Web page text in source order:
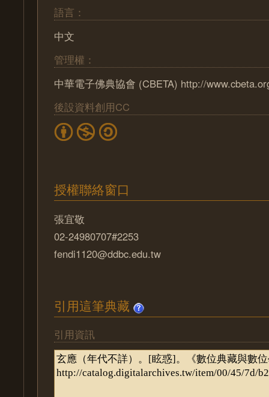
語言：
中文
管理權：
中華電子佛典協會 (CBETA) http://
後設資料創用CC
授權聯絡窗口
張宜敬
02-24980707#2253
fendi1120@ddbc.edu.tw
引用這筆典藏
引用資訊